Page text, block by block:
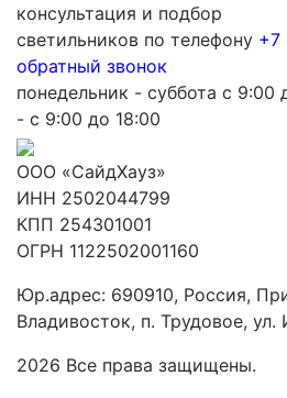
консультация и подбор
светильников по телефону +7
обратный звонок
понедельник - суббота с 9:00
- с 9:00 до 18:00
ООО «СайдХауз»
ИНН 2502044799
КПП 254301001
ОГРН 1122502001160
Юр.адрес: 690910, Россия,
Владивосток, п. Трудовое, ул.
2026 Все права защищены.